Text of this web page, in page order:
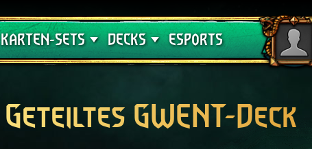
KARTEN-SETS
Crimson Curse
DECKS
Deck-Leitfäden
ESPORTS
Geteiltes GWENT-Deck